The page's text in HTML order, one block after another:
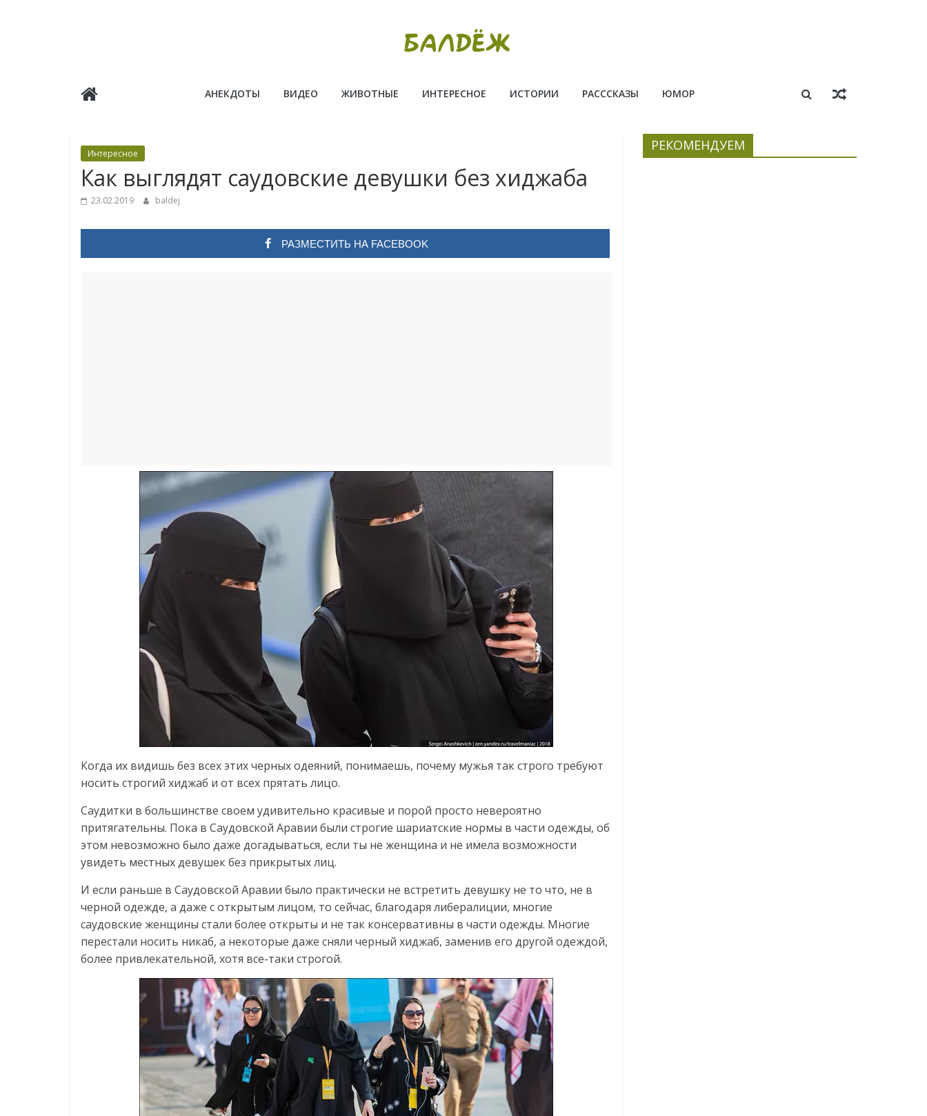
Балдёж АНЕКДОТЫ ВИДЕО ЖИВОТНЫЕ ИНТЕРЕСНОЕ ИСТОРИИ РАСССКАЗЫ ЮМОР
Интересное
Как выглядят саудовские девушки без хиджаба
23.02.2019 baldej
РАЗМЕСТИТЬ НА FACEBOOK
Когда их видишь без всех этих черных одеяний, понимаешь, почему мужья так строго требуют
носить строгий хиджаб и от всех прятать лицо.
Саудитки в большинстве своем удивительно красивые и порой просто невероятно
притягательны. Пока в Саудовской Аравии были строгие шариатские нормы в части одежды, об
этом невозможно было даже догадываться, если ты не женщина и не имела возможности
увидеть местных девушек без прикрытых лиц.
И если раньше в Саудовской Аравии было практически не встретить девушку не то что, не в
черной одежде, а даже с открытым лицом, то сейчас, благодаря либералиции, многие
саудовские женщины стали более открыты и не так консервативны в части одежды. Многие
перестали носить никаб, а некоторые даже сняли черный хиджаб, заменив его другой одеждой,
более привлекательной, хотя все-таки строгой.
РЕКОМЕНДУЕМ